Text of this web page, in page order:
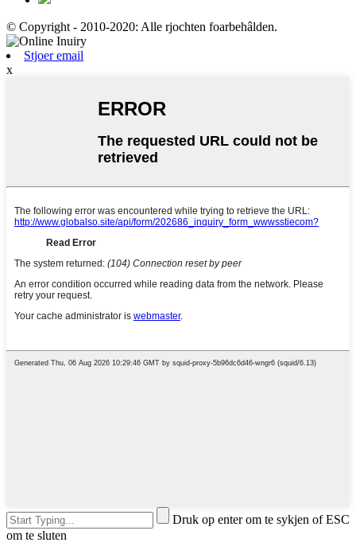
© Copyright - 2010-2020: Alle rjochten foarbehâlden.
Stjoer email
x
Druk op enter om te sykjen of ESC
om te sluten